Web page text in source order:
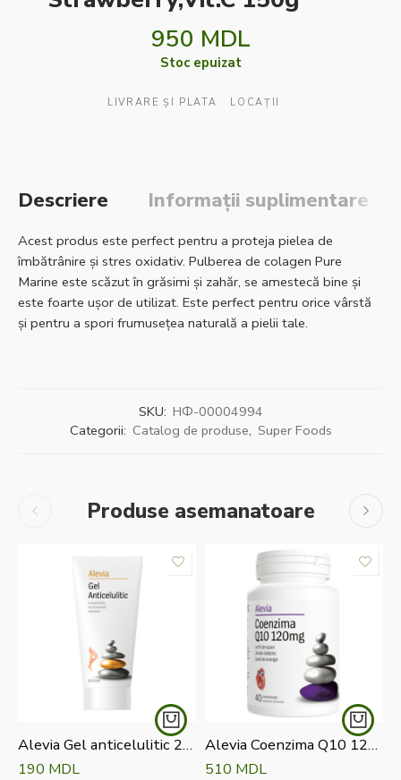
950 MDL
Stoc epuizat
LIVRARE ȘI PLATA LOCAȚII
Descriere Informații suplimentare
Acest produs este perfect pentru a proteja pielea de
îmbătrânire și stres oxidativ. Pulberea de colagen Pure
Marine este scăzut în grăsimi și zahăr, se amestecă bine și
este foarte ușor de utilizat. Este perfect pentru orice vârstă
și pentru a spori frumusețea naturală a pielii tale.
SKU: НФ-00004994
Categorii: Catalog de produse, Super Foods
Produse asemanatoare
Alevia Gel anticelulitic 200 ml
190 MDL
Alevia Coenzima Q10 120 mg Comprimate N 40
510 MDL